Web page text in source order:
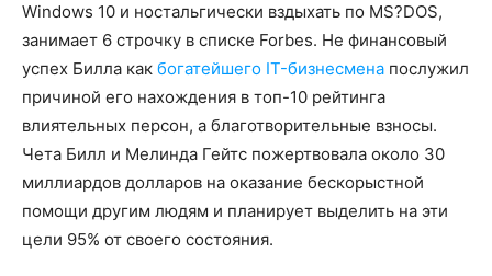
Windows 10 и ностальгически вздыхать по MS?DOS,
занимает 6 строчку в списке Forbes. Не финансовый
успех Билла как богатейшего IT-бизнесмена послужил
причиной его нахождения в топ-10 рейтинга
влиятельных персон, а благотворительные взносы.
Чета Билл и Мелинда Гейтс пожертвовала около 30
миллиардов долларов на оказание бескорыстной
помощи другим людям и планирует выделить на эти
цели 95% от своего состояния.